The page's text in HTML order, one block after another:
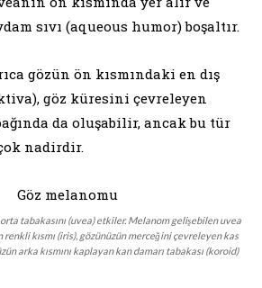
sıvı (aqueous humor) boşaltır.
gözün ön kısmındaki en dış
göz küresini çevreleyen
da oluşabilir, ancak bu tür
nadirdir.
tabakasını (uvea) etkiler. Melanom gelişebilen uvea
renkli kısmı (iris), gözünüzün merceğini çevreleyen kas
arka kısmını kaplayan kan damarı tabakası (koroid)